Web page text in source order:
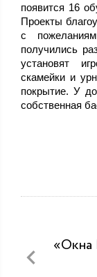
появится 16
Проекты
с
получились
установят
скамейки и
покрытие. У
собственная
«Окна